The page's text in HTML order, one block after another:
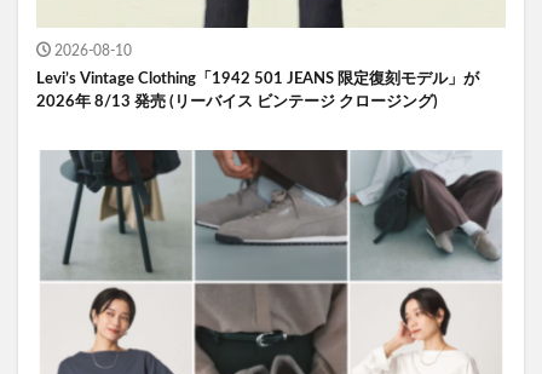
2026-08-10
Levi’s Vintage Clothing「1942 501 JEANS 限定復刻モデル」が
2026年 8/13 発売 (リーバイス ビンテージ クロージング)